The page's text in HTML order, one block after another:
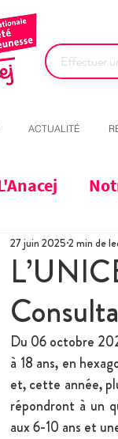
ACTUALITÉ
27 juin 2025 2 min de
Du 06 octobre
à 18 ans, en
et, cette année,
répondront à un
aux 6-10 ans et